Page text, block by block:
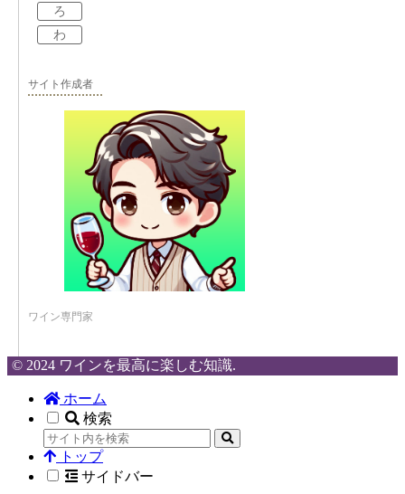
ろ
わ
サイト作成者
ワイン専門家
© 2024 ワインを最高に楽しむ知識.
ホーム
検索
トップ
サイドバー